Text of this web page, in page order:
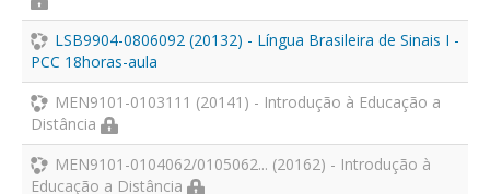
LSB9904-0806092 (20132) - Língua Brasileira de Sinais I -
PCC 18horas-aula
MEN9101-0103111 (20141) - Introdução à Educação a
Distância
MEN9101-0104062/0105062... (20162) - Introdução à
Educação a Distância